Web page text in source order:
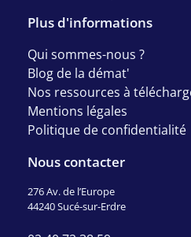
Plus d'informations
Qui sommes-nous ?
Blog de la démat'
Nos ressources à
Mentions légales
Politique de confidentialité
Nous contacter
276 Av. de l’Europe
44240 Sucé-sur-Erdre